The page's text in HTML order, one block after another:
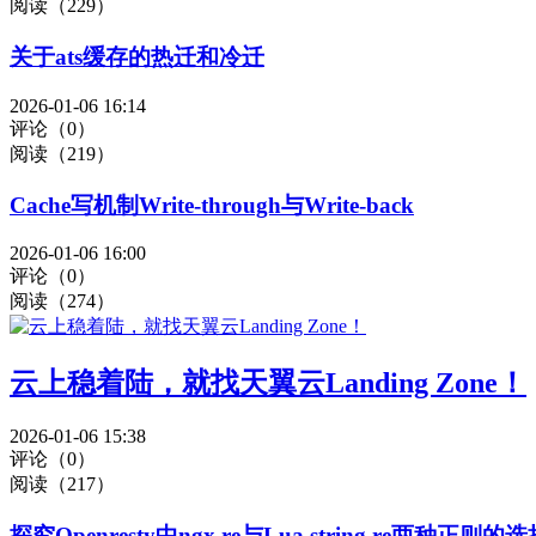
阅读（229）
关于ats缓存的热迁和冷迁
2026-01-06 16:14
评论（0）
阅读（219）
Cache写机制Write-through与Write-back
2026-01-06 16:00
评论（0）
阅读（274）
云上稳着陆，就找天翼云Landing Zone！
2026-01-06 15:38
评论（0）
阅读（217）